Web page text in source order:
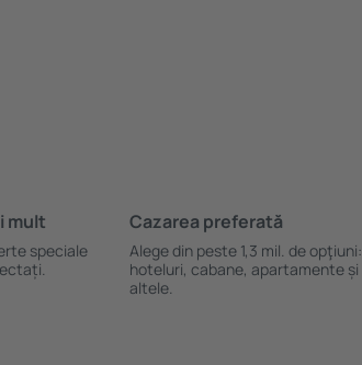
mult
speciale
Cazarea preferată
Alege din peste 1,3 mil. de opţiuni:
hoteluri, cabane, apartamente și
altele.